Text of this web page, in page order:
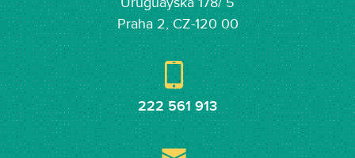
Praha 2, CZ-120 00
222 561 913